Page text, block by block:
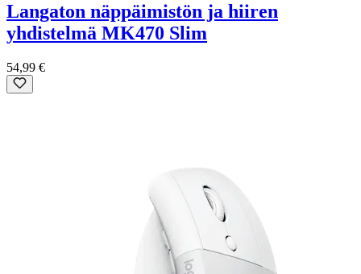
Langaton näppäimistön ja hiiren
yhdistelmä MK470 Slim
54,99 €